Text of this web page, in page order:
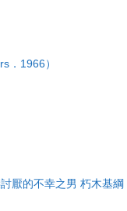
．1966）
厭的不幸之男 朽木基綱